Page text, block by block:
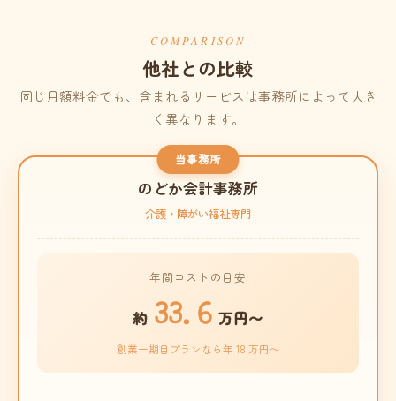
COMPARISON
他社との比較
同じ月額料金でも、含まれるサービスは事務所によって大き
く異なります。
当事務所
のどか会計事務所
介護・障がい福祉専門
年間コストの目安
約 33.6 万円〜
創業一期目プランなら年 18 万円〜